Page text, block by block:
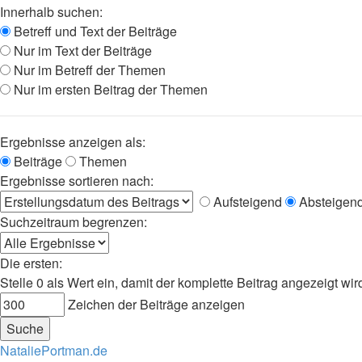
Innerhalb suchen:
Betreff und Text der Beiträge
Nur im Text der Beiträge
Nur im Betreff der Themen
Nur im ersten Beitrag der Themen
Ergebnisse anzeigen als:
Beiträge
Themen
Ergebnisse sortieren nach:
Aufsteigend
Suchzeitraum begrenzen:
Die ersten:
Stelle 0 als Wert ein, damit der komplette Beitrag angezeigt
Zeichen der Beiträge anzeigen
NataliePortman.de